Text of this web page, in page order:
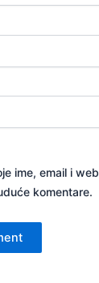
ime, email i
komentare.